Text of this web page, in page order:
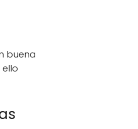
buena